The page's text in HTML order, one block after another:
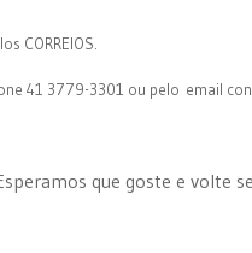
CORREIOS.
41 3779-3301 ou pelo email
que goste e volte